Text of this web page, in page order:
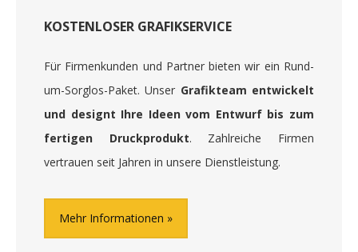
KOSTENLOSER GRAFIKSERVICE
Für Firmenkunden und Partner bieten wir ein Rund-
um-Sorglos-Paket. Unser Grafikteam entwickelt
und designt Ihre Ideen vom Entwurf bis zum
fertigen Druckprodukt. Zahlreiche Firmen
vertrauen seit Jahren in unsere Dienstleistung.
Mehr Informationen